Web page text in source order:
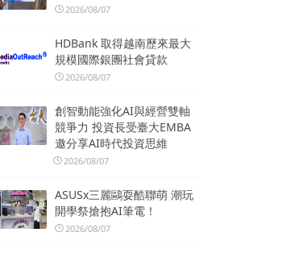
2026/08/07
HDBank 取得越南歷來最大
規模國際銀團社會貸款
2026/08/07
創智動能強化AI與經營雙軸
競爭力 投資長受臺大EMBA
邀分享AI時代投資思維
2026/08/07
ASUSx三麗鷗耍酷聯萌 潮玩
開學祭搶抱AI筆電！
2026/08/07